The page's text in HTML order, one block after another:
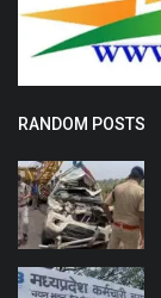
RANDOM POSTS